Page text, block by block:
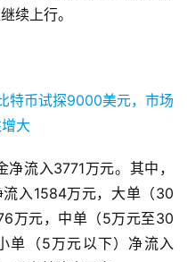
续上行。
流入3771万元。其中，
入1584万元，大单（30
万元，中单（5万元至30
单（5万元以下）净流入